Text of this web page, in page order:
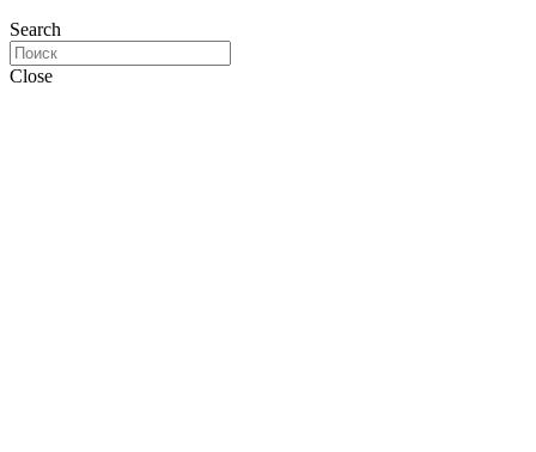
Search
Close